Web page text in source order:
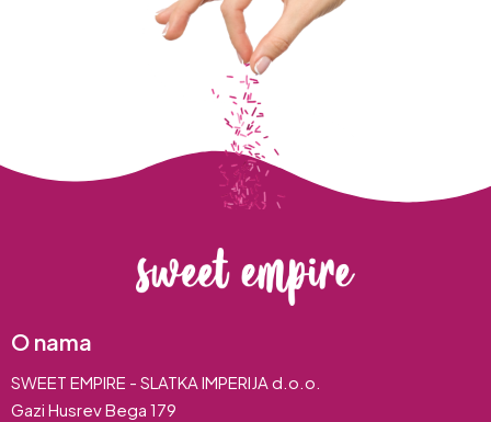
O nama
SWEET EMPIRE - SLATKA IMPERIJA d.o.o.
Gazi Husrev Bega 179